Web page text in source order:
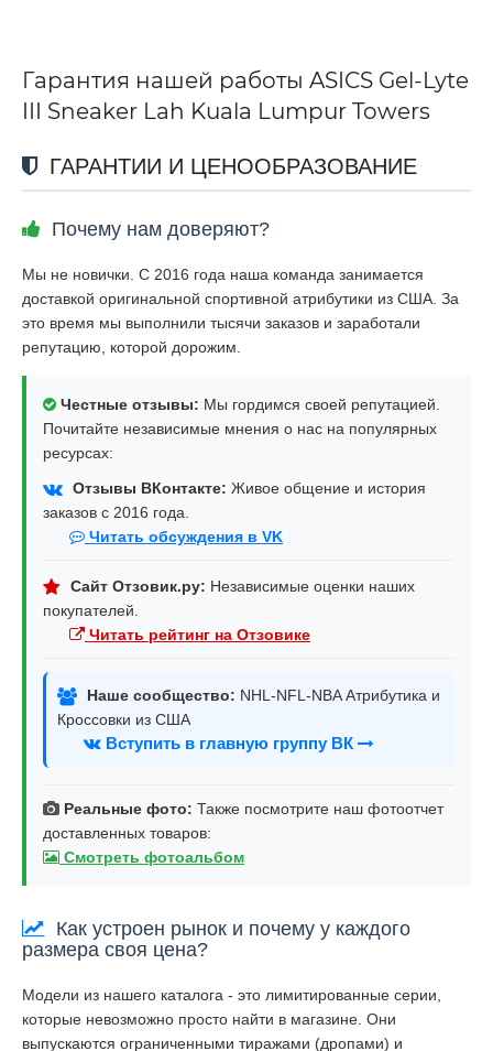
Гарантия нашей работы ASICS Gel-Lyte
III Sneaker Lah Kuala Lumpur Towers
ГАРАНТИИ И ЦЕНООБРАЗОВАНИЕ
Почему нам доверяют?
Мы не новички. С 2016 года наша команда занимается
доставкой оригинальной спортивной атрибутики из США. За
это время мы выполнили тысячи заказов и заработали
репутацию, которой дорожим.
Честные отзывы: Мы гордимся своей репутацией.
Почитайте независимые мнения о нас на популярных
ресурсах:
Отзывы ВКонтакте: Живое общение и история
заказов с 2016 года.
Читать обсуждения в VK
Сайт Отзовик.ру: Независимые оценки наших
покупателей.
Читать рейтинг на Отзовике
Наше сообщество: NHL-NFL-NBA Атрибутика и
Кроссовки из США
Вступить в главную группу ВК
Реальные фото: Также посмотрите наш фотоотчет
доставленных товаров:
Смотреть фотоальбом
Как устроен рынок и почему у каждого
размера своя цена?
Модели из нашего каталога - это лимитированные серии,
которые невозможно просто найти в магазине. Они
выпускаются ограниченными тиражами (дропами) и